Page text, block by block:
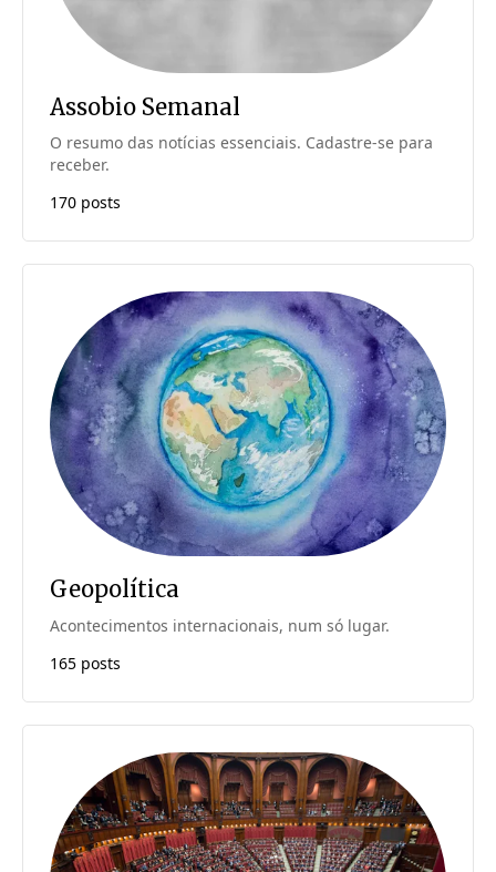
Assobio Semanal
O resumo das notícias essenciais. Cadastre-se para
receber.
170 posts
Geopolítica
Acontecimentos internacionais, num só lugar.
165 posts